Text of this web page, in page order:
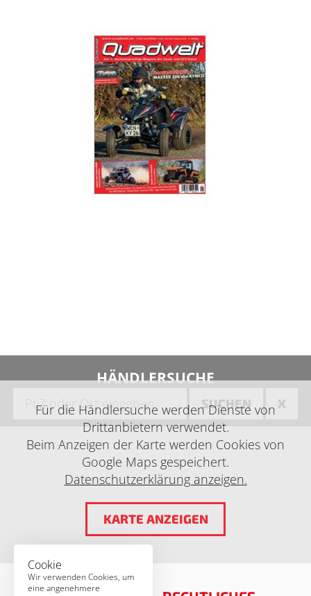
HÄNDLERSUCHE
SUCHEN X
Für die Händlersuche werden Dienste von
Drittanbietern verwendet.
Beim Anzeigen der Karte werden Cookies von
Google Maps gespeichert.
Datenschutzerklärung anzeigen.
KARTE ANZEIGEN
Cookie
Wir verwenden Cookies, um
eine angenehmere